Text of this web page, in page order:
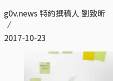
g0v.news 特約撰稿人 劉致昕
2017-10-23